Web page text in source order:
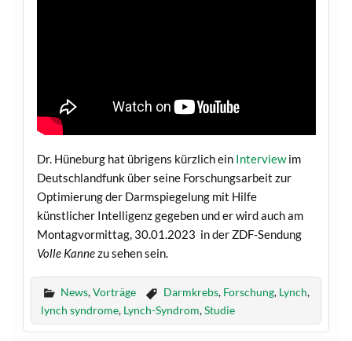
Dr. Hüneburg hat übrigens kürzlich ein Interviewim
Deutschlandfunk über seine Forschungsarbeit zur
Optimierung der Darmspiegelung mit Hilfe
künstlicher Intelligenz gegeben und er wird auch am
Montagvormittag, 30.01.2023 in der ZDF-Sendung
Volle Kannezu sehen sein.
News,Vorträge Darmkrebs, Forschung, Lynch,
lynch syndrome, Lynch-Syndrom,Studie